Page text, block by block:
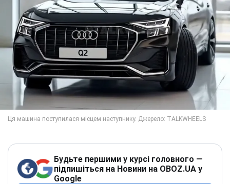
Будьте першими у курсі головного —
підпишіться на Новини на OBOZ.UA у
Google